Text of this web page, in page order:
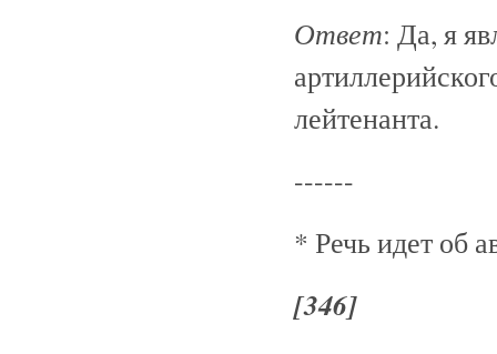
Ответ: Да, я
лейтенанта.
------
* Речь идет об
[346]